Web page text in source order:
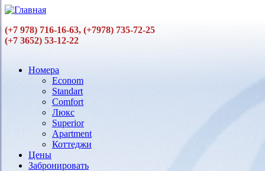
Перейти к основному содержанию
(+7 978) 716-16-63, (+7978) 735-72-25
(+7 3652) 53-12-22
Main menu
Номера
Econom
Standart
Comfort
Люкс
Superior
Аpartment
Коттеджи
Цены
Забронировать